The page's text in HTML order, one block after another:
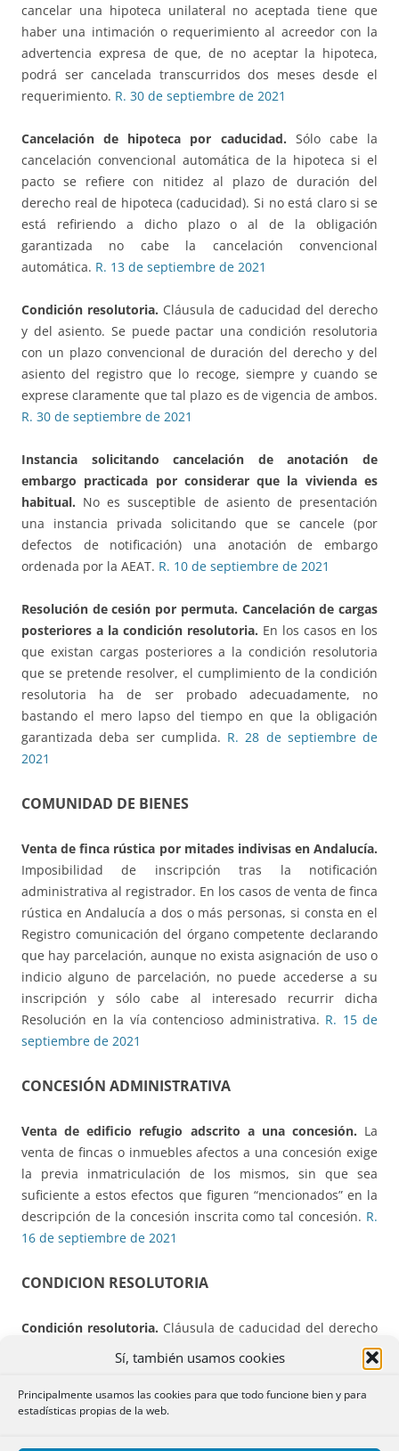
Sí, también usamos cookies
Principalmente usamos las cookies para que todo funcione bien y para
estadísticas propias de la web.
cancelar una hipoteca unilateral no aceptada tiene que
haber una intimación o requerimiento al acreedor con la
advertencia expresa de que, de no aceptar la hipoteca,
podrá ser cancelada transcurridos dos meses desde el
requerimiento. R. 30 de septiembre de 2021
Cancelación de hipoteca por caducidad. Sólo cabe la
cancelación convencional automática de la hipoteca si el
pacto se refiere con nitidez al plazo de duración del
derecho real de hipoteca (caducidad). Si no está claro si se
está refiriendo a dicho plazo o al de la obligación
garantizada no cabe la cancelación convencional
automática. R. 13 de septiembre de 2021
Condición resolutoria. Cláusula de caducidad del derecho
y del asiento. Se puede pactar una condición resolutoria
con un plazo convencional de duración del derecho y del
asiento del registro que lo recoge, siempre y cuando se
exprese claramente que tal plazo es de vigencia de ambos.
R. 30 de septiembre de 2021
Instancia solicitando cancelación de anotación de
embargo practicada por considerar que la vivienda es
habitual. No es susceptible de asiento de presentación
una instancia privada solicitando que se cancele (por
defectos de notificación) una anotación de embargo
ordenada por la AEAT. R. 10 de septiembre de 2021
Resolución de cesión por permuta. Cancelación de cargas
posteriores a la condición resolutoria. En los casos en los
que existan cargas posteriores a la condición resolutoria
que se pretende resolver, el cumplimiento de la condición
resolutoria ha de ser probado adecuadamente, no
bastando el mero lapso del tiempo en que la obligación
garantizada deba ser cumplida. R. 28 de septiembre de
2021
COMUNIDAD DE BIENES
Venta de finca rústica por mitades indivisas en Andalucía.
Imposibilidad de inscripción tras la notificación
administrativa al registrador. En los casos de venta de finca
rústica en Andalucía a dos o más personas, si consta en el
Registro comunicación del órgano competente declarando
que hay parcelación, aunque no exista asignación de uso o
indicio alguno de parcelación, no puede accederse a su
inscripción y sólo cabe al interesado recurrir dicha
Resolución en la vía contencioso administrativa. R. 15 de
septiembre de 2021
CONCESIÓN ADMINISTRATIVA
Venta de edificio refugio adscrito a una concesión. La
venta de fincas o inmuebles afectos a una concesión exige
la previa inmatriculación de los mismos, sin que sea
suficiente a estos efectos que figuren “mencionados” en la
descripción de la concesión inscrita como tal concesión. R.
16 de septiembre de 2021
CONDICION RESOLUTORIA
Condición resolutoria. Cláusula de caducidad del derecho
y del asiento. Se puede pactar una condición resolutoria
con un plazo convencional de duración del derecho y del
asiento del registro que lo recoge, siempre y cuando se
exprese claramente que tal plazo es de vigencia de ambos.